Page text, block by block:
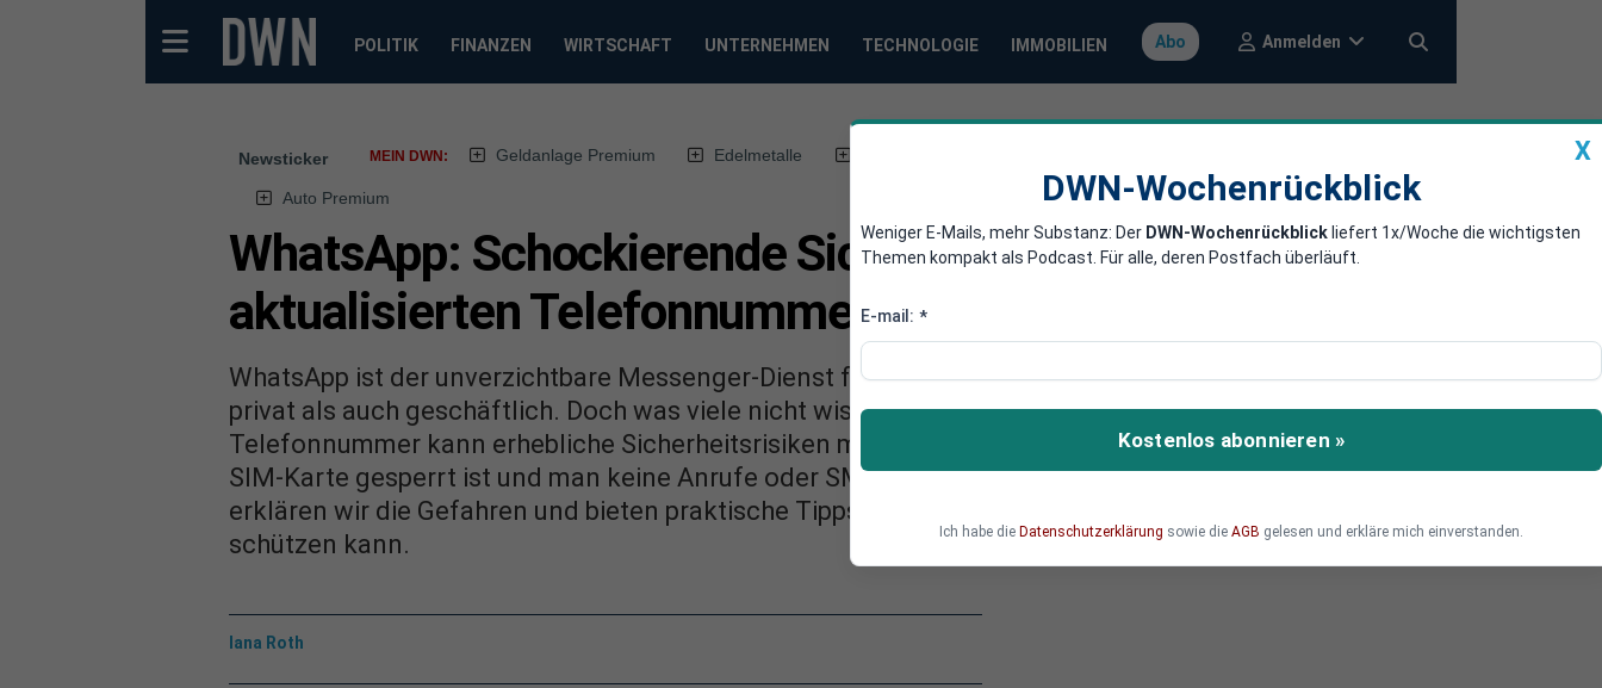
POLITIK FINANZEN WIRTSCHAFT UNTERNEHMEN TECHNOLOGIE IMMOBILIEN Abo Anmelden
Newsticker MEIN DWN: Geldanlage Premium Edelmetalle
Auto Premium
WhatsApp: Schockierende Sicherheitslücken bei nicht
aktualisierten Telefonnummern!
WhatsApp ist der unverzichtbare Messenger-Dienst für Millionen von Nutzern weltweit – sowohl
privat als auch geschäftlich. Doch was viele nicht wissen: Das Behalten einer alten
Telefonnummer kann erhebliche Sicherheitsrisiken mit sich bringen. Besonders dann, wenn die
SIM-Karte gesperrt ist und man keine Anrufe oder SMS mehr empfangen kann. In diesem Artikel
erklären wir die Gefahren und bieten praktische Tipps, wie man seine Daten und Privatsphäre
schützen kann.
Iana Roth
X
DWN-Wochenrückblick
Weniger E-Mails, mehr Substanz: Der DWN-Wochenrückblick liefert 1x/Woche die wichtigsten
Themen kompakt als Podcast. Für alle, deren Postfach überläuft.
E-mail: *
Kostenlos abonnieren »
Ich habe die Datenschutzerklärung sowie die AGB gelesen und erkläre mich einverstanden.